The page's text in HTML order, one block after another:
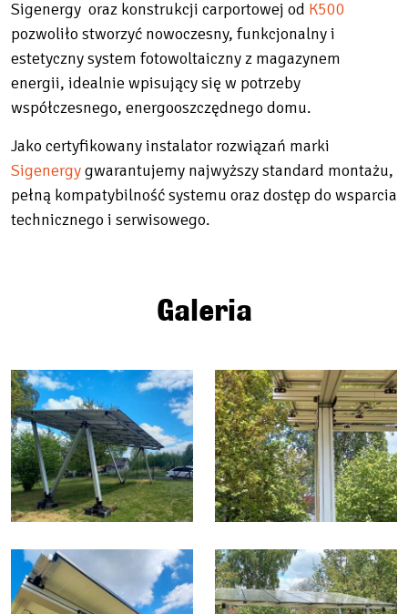
Sigenergy oraz konstrukcji carportowej od K500
pozwoliło stworzyć nowoczesny, funkcjonalny i
estetyczny system fotowoltaiczny z magazynem
energii, idealnie wpisujący się w potrzeby
współczesnego, energooszczędnego domu.
Jako certyfikowany instalator rozwiązań marki
Sigenergygwarantujemy najwyższy standard montażu,
pełną kompatybilność systemu oraz dostęp do wsparcia
technicznego i serwisowego.
Galeria